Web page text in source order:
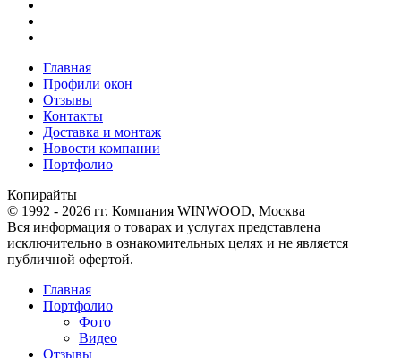
Главная
Профили окон
Отзывы
Контакты
Доставка и монтаж
Новости компании
Портфолио
Копирайты
© 1992 - 2026 гг. Компания WINWOOD, Москва
Вся информация о товарах и услугах представлена
исключительно в ознакомительных целях и не является
публичной офертой.
Главная
Портфолио
Фото
Видео
Отзывы